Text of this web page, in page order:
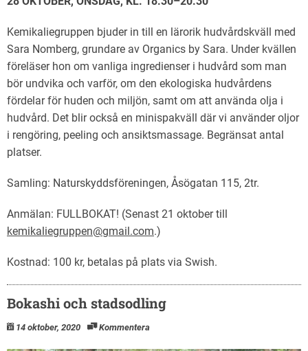
Kemikaliegruppen bjuder in till en lärorik hudvårdskväll med
Sara Nomberg, grundare av Organics by Sara. Under kvällen
föreläser hon om vanliga ingredienser i hudvård som man
bör undvika och varför, om den ekologiska hudvårdens
fördelar för huden och miljön, samt om att använda olja i
hudvård. Det blir också en minispakväll där vi använder oljor
i rengöring, peeling och ansiktsmassage. Begränsat antal
platser.
Samling: Naturskyddsföreningen, Åsögatan 115, 2tr.
Anmälan: FULLBOKAT! (Senast 21 oktober till
kemikaliegruppen@gmail.com.)
Kostnad: 100 kr, betalas på plats via Swish.
Bokashi och stadsodling
14 oktober, 2020 Kommentera